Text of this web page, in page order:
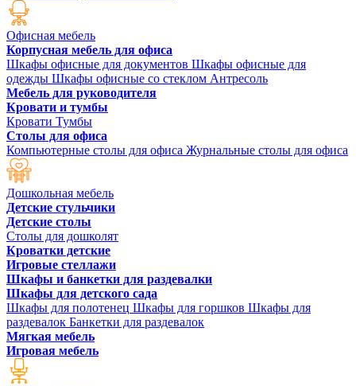
Офисная мебель
Корпусная мебель для офиса
Шкафы офисные для документов Шкафы офисные для
одежды Шкафы офисные со стеклом Антресоль
Мебель для руководителя
Кровати и тумбы
Кровати Тумбы
Столы для офиса
Компьютерные столы для офиса Журнальные столы для офиса
Дошкольная мебель
Детские стульчики
Детские столы
Столы для дошколят
Кроватки детские
Игровые стеллажи
Шкафы и банкетки для раздевалки
Шкафы для детского сада
Шкафы для полотенец Шкафы для горшков Шкафы для
раздевалок Банкетки для раздевалок
Мягкая мебель
Игровая мебель